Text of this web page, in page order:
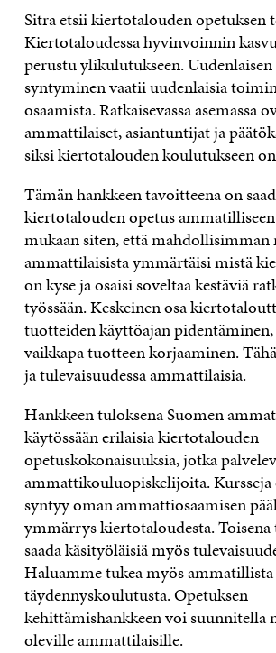
Sitra etsii kiertotalouden opetuksen
Kiertotaloudessa hyvinvoinnin
perustu ylikulutukseen.
syntyminen vaatii uudenlaisia
osaamista. Ratkaisevassa asemassa
ammattilaiset, asiantuntijat ja
siksi kiertotalouden koulutukseen
Tämän hankkeen tavoitteena on
kiertotalouden opetus
mukaan siten, että mahdollisimman
ammattilaisista ymmärtäisi mistä
on kyse ja osaisi soveltaa kestäviä
työssään. Keskeinen osa
tuotteiden käyttöajan
vaikkapa tuotteen korjaaminen.
ja tulevaisuudessa ammattilaisia.
Hankkeen tuloksena Suomen
käytössään erilaisia kiertotalouden
opetuskokonaisuuksia, jotka
ammattikouluopiskelijoita.
syntyy oman ammattiosaamisen
ymmärrys kiertotaloudesta.
saada käsityöläisiä myös
Haluamme tukea myös ammatillista
täydennyskoulutusta. Opetuksen
kehittämishankkeen voi suunnitella
oleville ammattilaisille.